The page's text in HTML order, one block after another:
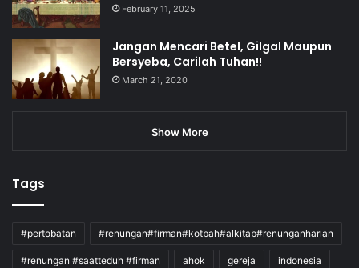
February 11, 2025
Jangan Mencari Betel, Gilgal Maupun
Bersyeba, Carilah Tuhan!!
March 21, 2020
Show More
Tags
#pertobatan #renungan#firman#kotbah#alkitab#renunganharian
#renungan #saatteduh #firman ahok gereja indonesia